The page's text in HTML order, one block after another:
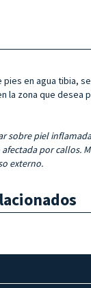
pies en agua tibia,
la zona que desea
sobre piel
por callos.
externo.